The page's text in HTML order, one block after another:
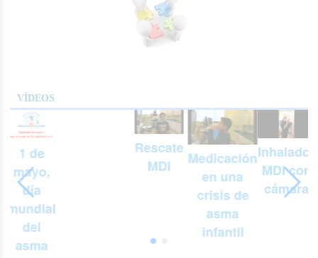
VÍDEOS
1 de
mayo,
día
mundial
del
asma
Rescate
MDI
Medicación
en una
crisis de
asma
infantil
Inhalador
MDI con
cámara